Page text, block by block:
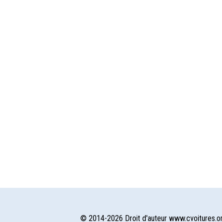
© 2014-2026 Droit d'auteur